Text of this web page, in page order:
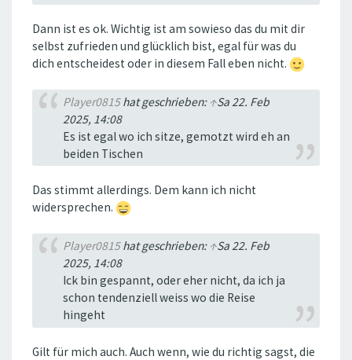
Dann ist es ok. Wichtig ist am sowieso das du mit dir
selbst zufrieden und glücklich bist, egal für was du
dich entscheidest oder in diesem Fall eben nicht.
Player0815hat geschrieben: ↑Sa 22. Feb
2025, 14:08
Es ist egal wo ich sitze, gemotzt wird eh an
beiden Tischen
Das stimmt allerdings. Dem kann ich nicht
widersprechen.
Player0815hat geschrieben: ↑Sa 22. Feb
2025, 14:08
Ick bin gespannt, oder eher nicht, da ich ja
schon tendenziell weiss wo die Reise
hingeht
Gilt für mich auch. Auch wenn, wie du richtig sagst, die